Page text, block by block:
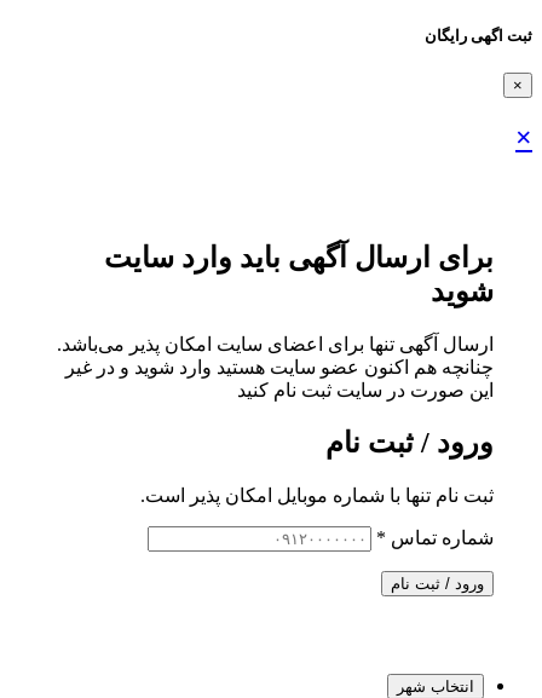
ثبت اگهی رایگان
×
×
برای ارسال آگهی باید وارد سایت
شوید
ارسال آگهی تنها برای اعضای سایت امکان پذیر می‌باشد.
چنانچه هم‌ اکنون عضو سایت هستید وارد شوید و در غیر
این صورت در سایت ثبت نام کنید
ورود / ثبت نام
ثبت نام تنها با شماره موبایل امکان پذیر است.
شماره تماس *
ورود / ثبت نام
انتخاب شهر